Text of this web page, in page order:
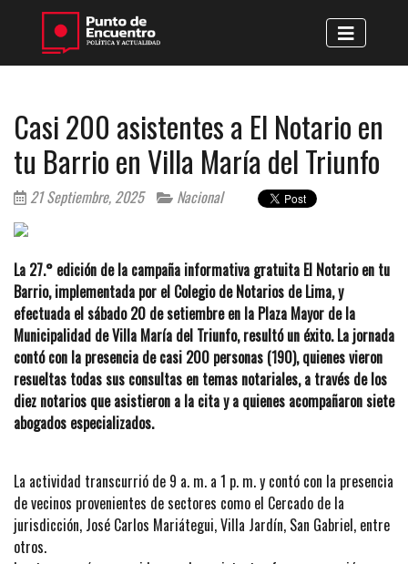
Casi 200 asistentes a El Notario en
tu Barrio en Villa María del Triunfo
21 Septiembre, 2025 Nacional
La 27.° edición de la campaña informativa gratuita El Notario en tu
Barrio, implementada por el Colegio de Notarios de Lima, y
efectuada el sábado 20 de setiembre en la Plaza Mayor de la
Municipalidad de Villa María del Triunfo, resultó un éxito. La jornada
contó con la presencia de casi 200 personas (190), quienes vieron
resueltas todas sus consultas en temas notariales, a través de los
diez notarios que asistieron a la cita y a quienes acompañaron siete
abogados especializados.
La actividad transcurrió de 9 a. m. a 1 p. m. y contó con la presencia
de vecinos provenientes de sectores como el Cercado de la
jurisdicción, José Carlos Mariátegui, Villa Jardín, San Gabriel, entre
otros.